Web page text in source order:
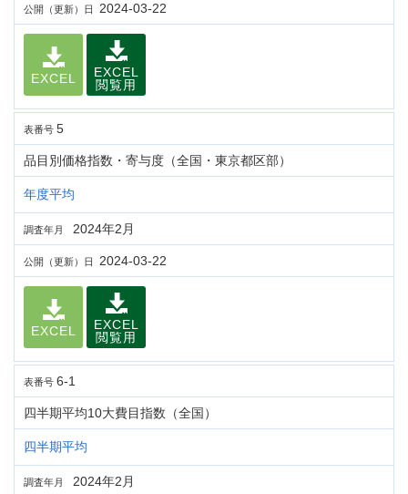
公開（更新）日 2024-03-22
EXCEL
EXCEL
閲覧用
表番号 5
品目別価格指数・寄与度（全国・東京都区部）
年度平均
調査年月 2024年2月
公開（更新）日 2024-03-22
EXCEL
EXCEL
閲覧用
表番号 6-1
四半期平均10大費目指数（全国）
四半期平均
調査年月 2024年2月